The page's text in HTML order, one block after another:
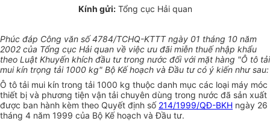
Kính gửi:Tổng cục Hải quan
Phúc đáp Công văn số 4784/TCHQ-KTTT ngày 01 tháng 10 năm
2002 của Tổng cục Hải quan về việc ưu đãi miễn thuế nhập khẩu
theo Luật Khuyến khích đầu tư trong nước đối với mặt hàng "Ô tô tải
mui kín trọng tải 1000 kg" Bộ Kế hoạch và Đầu tư có ý kiến như sau:
Ô tô tải mui kín trong tải 1000 kg thuộc danh mục các loại máy móc
thiết bị và phương tiện vận tải chuyên dùng trong nước đã sản xuất
được ban hành kèm theo Quyết định số 214/1999/QĐ-BKH ngày 26
tháng 4 năm 1999 của Bộ Kế hoạch và Đầu tư.